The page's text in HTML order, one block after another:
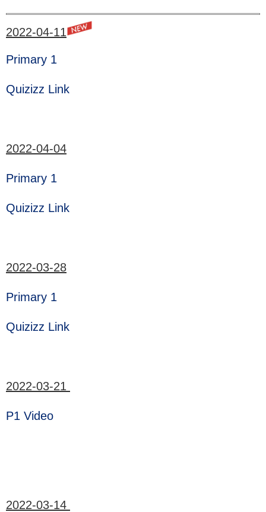
2022-04-11
Primary 1
Quizizz Link
2022-04-04
Primary 1
Quizizz Link
2022-03-28
Primary 1
Quizizz Link
2022-03-21
P1 Video
2022-03-14